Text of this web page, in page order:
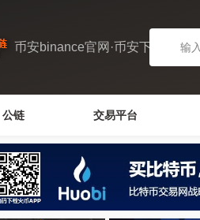
币安binance官网·币安下载
公链 交易平台